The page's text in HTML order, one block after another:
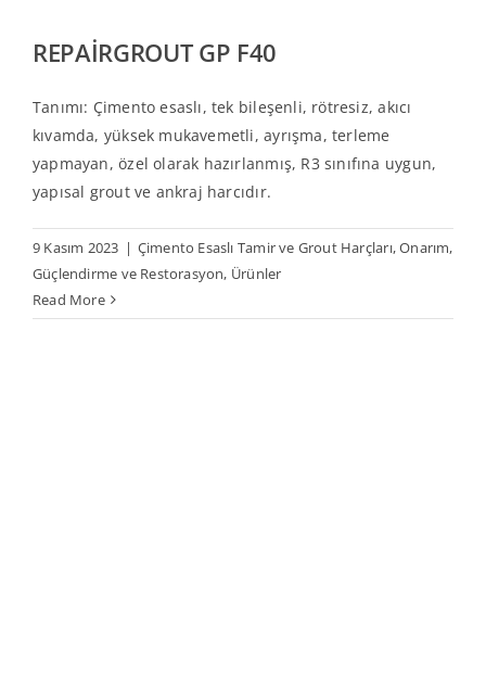
REPAİRGROUT GP F40
Tanımı: Çimento esaslı, tek bileşenli, rötresiz, akıcı
kıvamda, yüksek mukavemetli, ayrışma, terleme
yapmayan, özel olarak hazırlanmış, R3 sınıfına uygun,
yapısal grout ve ankraj harcıdır.
9 Kasım 2023 | Çimento Esaslı Tamir ve Grout Harçları,Onarım,
Güçlendirme ve Restorasyon, Ürünler
Read More